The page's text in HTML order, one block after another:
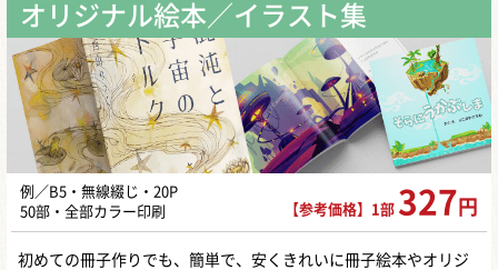
オリジナル絵本／イラスト集
例／B5・無線綴じ・20P
50部・全部カラー印刷
【参考価格】1部 327 円
初めての冊子作りでも、簡単で、安くきれいに冊子絵本やオリジ